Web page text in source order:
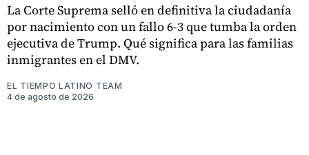
La Corte Suprema selló en definitiva la ciudadanía
por nacimiento con un fallo 6-3 que tumba la orden
ejecutiva de Trump. Qué significa para las familias
inmigrantes en el DMV.
EL TIEMPO LATINO TEAM
4 de agosto de 2026